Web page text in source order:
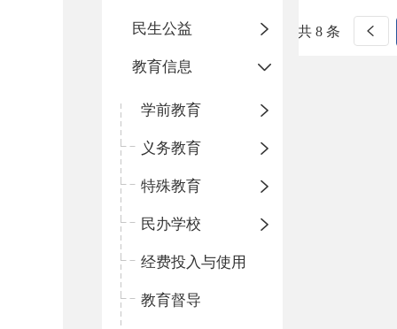
民生公益
教育信息
学前教育
义务教育
特殊教育
民办学校
经费投入与使用
教育督导
共 8 条